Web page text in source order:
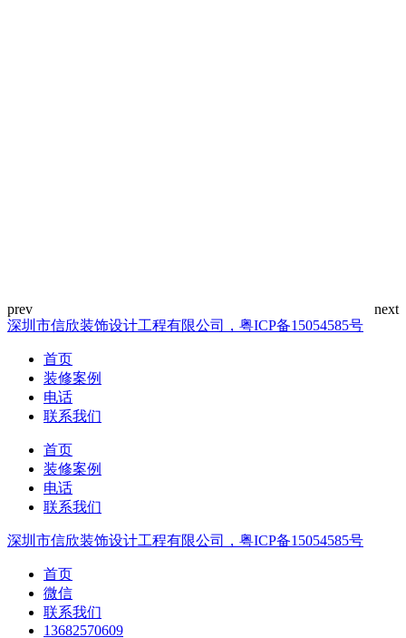
深圳市信欣装饰设计工程有限公司，粤ICP备15054585号
首页
装修案例
电话
联系我们
首页
装修案例
电话
联系我们
深圳市信欣装饰设计工程有限公司，粤ICP备15054585号
首页
微信
联系我们
13682570609